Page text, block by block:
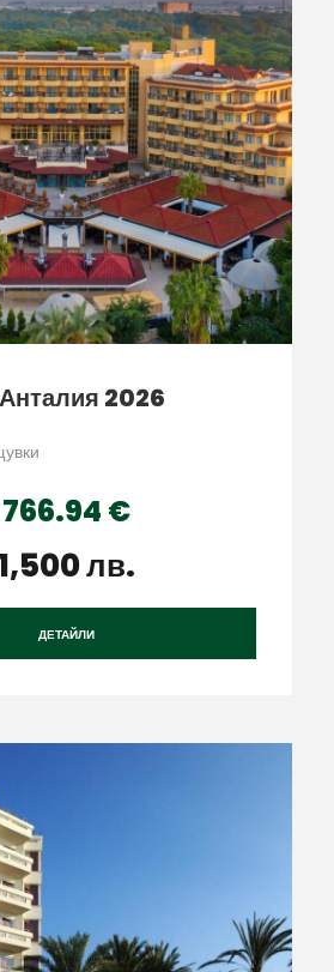
2026
766.94 €
лв.
ДЕТАЙЛИ